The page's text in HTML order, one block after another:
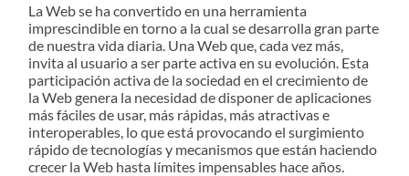
La Web se ha convertido en una herramienta
imprescindible en torno a la cual se desarrolla gran parte
de nuestra vida diaria. Una Web que, cada vez más,
invita al usuario a ser parte activa en su evolución. Esta
participación activa de la sociedad en el crecimiento de
la Web genera la necesidad de disponer de aplicaciones
más fáciles de usar, más rápidas, más atractivas e
interoperables, lo que está provocando el surgimiento
rápido de tecnologías y mecanismos que están haciendo
crecer la Web hasta límites impensables hace años.